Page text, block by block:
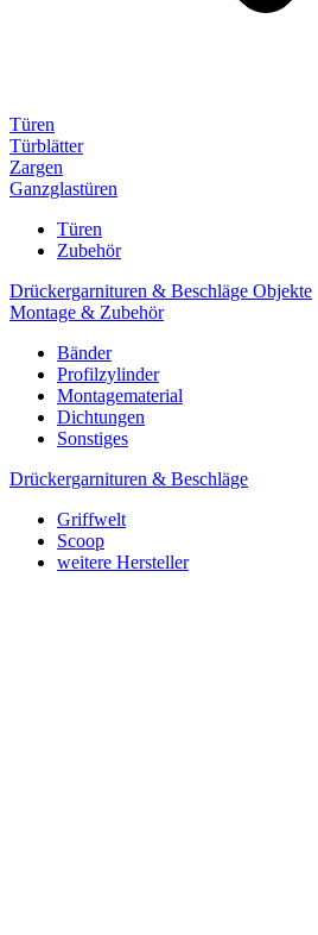
Türen
Türblätter
Zargen
Ganzglastüren
Türen
Zubehör
Drückergarnituren & Beschläge Objekte
Montage & Zubehör
Bänder
Profilzylinder
Montagematerial
Dichtungen
Sonstiges
Drückergarnituren & Beschläge
Griffwelt
Scoop
weitere Hersteller